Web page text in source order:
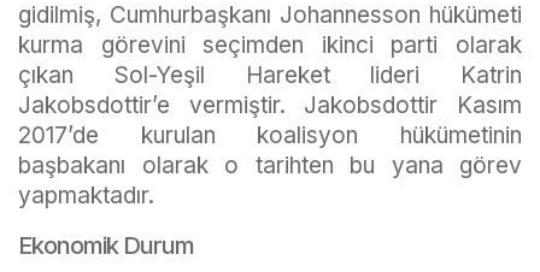
gidilmiş, Cumhurbaşkanı Johannesson hükümeti
kurma görevini seçimden ikinci parti olarak
çıkan Sol-Yeşil Hareket lideri Katrin
Jakobsdottir’e vermiştir. Jakobsdottir Kasım
2017’de kurulan koalisyon hükümetinin
başbakanı olarak o tarihten bu yana görev
yapmaktadır.
Ekonomik Durum